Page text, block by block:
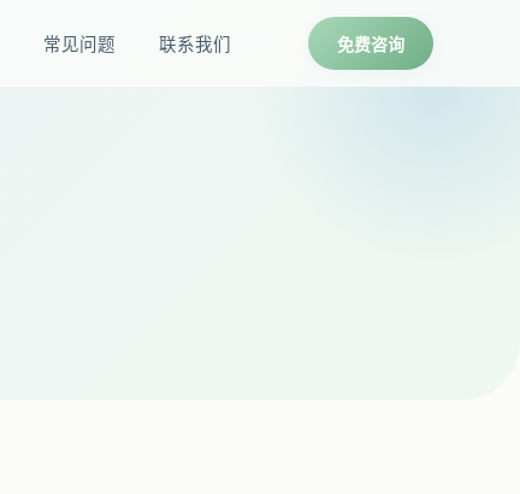
常见问题 联系我们 免费咨询